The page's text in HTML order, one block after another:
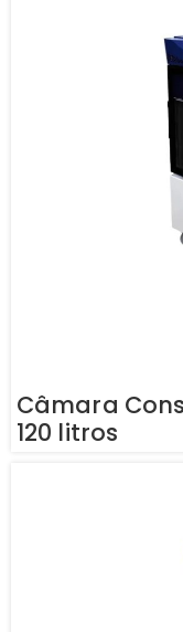
Câmara
120 litros